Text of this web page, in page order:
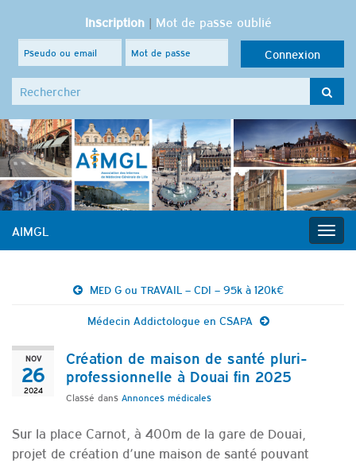
Inscription| Mot de passe oublié
Search for:
AIMGL
MED G ou TRAVAIL – CDI – 95k à 120k€
Médecin Addictologue en CSAPA
NOV
26
2024
Création de maison de santé pluri-
professionnelle à Douai fin 2025
Classé dans Annonces médicales
Sur la place Carnot, à 400m de la gare de Douai,
projet de création d’une maison de santé pouvant